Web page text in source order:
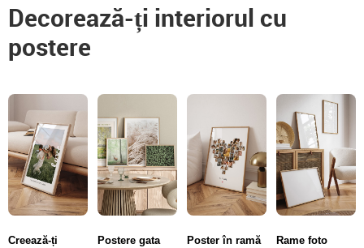
Decorează-ți interiorul cu
postere
Creează-ți
Postere gata
Poster în ramă
Rame foto